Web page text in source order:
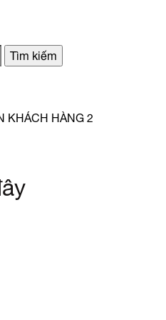
KHÁCH HÀNG 2